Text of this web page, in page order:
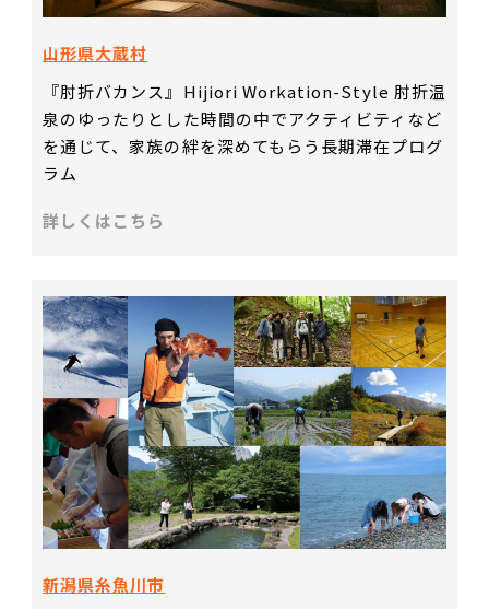
山形県大蔵村
『肘折バカンス』Hijiori Workation-Style 肘折温
泉のゆったりとした時間の中でアクティビティなど
を通じて、家族の絆を深めてもらう長期滞在プログ
ラム
詳しくはこちら
新潟県糸魚川市